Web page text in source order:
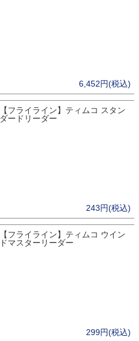
6,452円(税込)
【フライライン】ティムコ スタン
ダードリーダー
243円(税込)
【フライライン】ティムコ ウイン
ドマスターリーダー
299円(税込)